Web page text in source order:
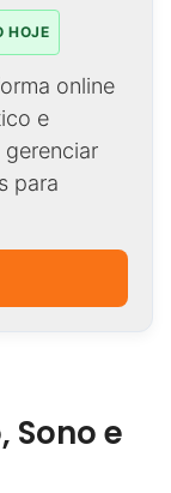
HOJE
online
e
para
Sono e